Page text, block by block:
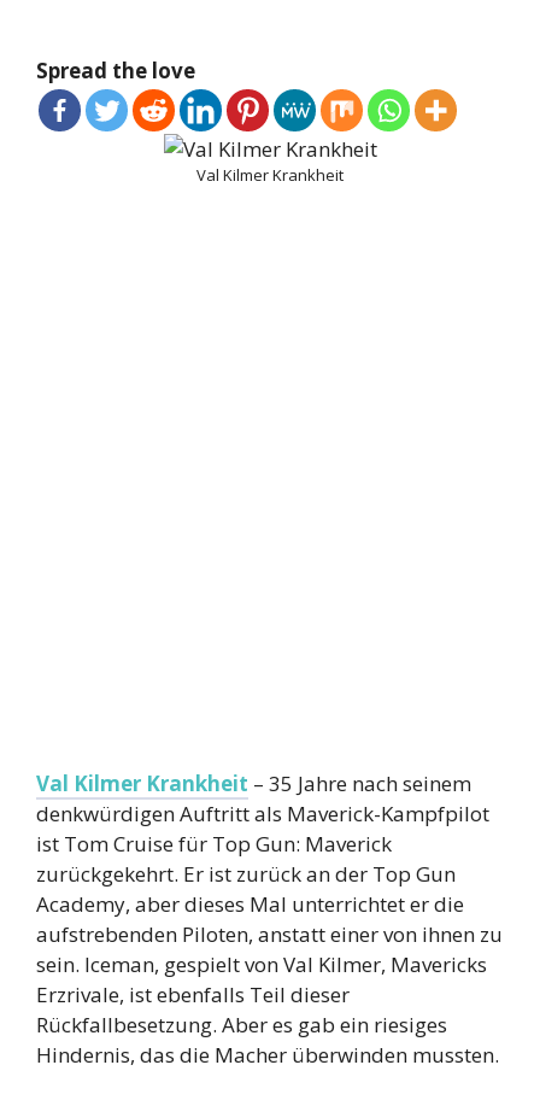
Spread the love
Val Kilmer Krankheit
Val Kilmer Krankheit – 35 Jahre nach seinem
denkwürdigen Auftritt als Maverick-Kampfpilot
ist Tom Cruise für Top Gun: Maverick
zurückgekehrt. Er ist zurück an der Top Gun
Academy, aber dieses Mal unterrichtet er die
aufstrebenden Piloten, anstatt einer von ihnen zu
sein. Iceman, gespielt von Val Kilmer, Mavericks
Erzrivale, ist ebenfalls Teil dieser
Rückfallbesetzung. Aber es gab ein riesiges
Hindernis, das die Macher überwinden mussten.